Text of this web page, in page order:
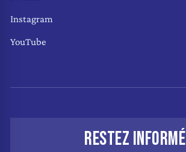
Instagram
YouTube
RESTEZ INFORMÉ